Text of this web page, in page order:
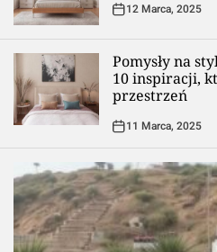
12 Marca, 2025
Pomysły na
10 inspiracji,
przestrzeń
11 Marca, 2025